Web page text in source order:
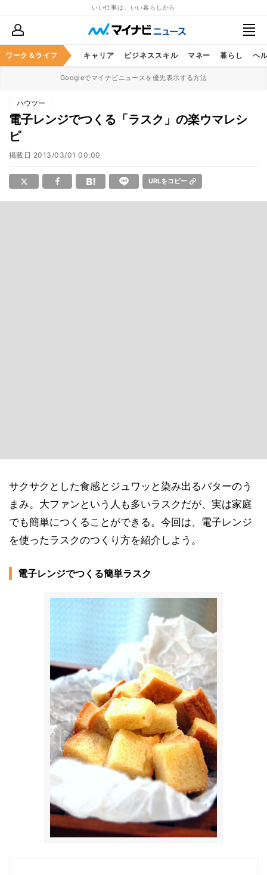
いい仕事は、いい暮らしから
ワーク＆ライフ キャリア ビジネススキル マネー 暮らし ヘ
Googleでマイナビニュースを優先表示する方法
ハウツー
電子レンジでつくる「ラスク」の楽ウマレシ
ピ
掲載日 2013/03/01 00:00
URLをコピー
サクサクとした食感とジュワッと染み出るバターのう
まみ。大ファンという人も多いラスクだが、実は家庭
でも簡単につくることができる。今回は、電子レンジ
を使ったラスクのつくり方を紹介しよう。
電子レンジでつくる簡単ラスク